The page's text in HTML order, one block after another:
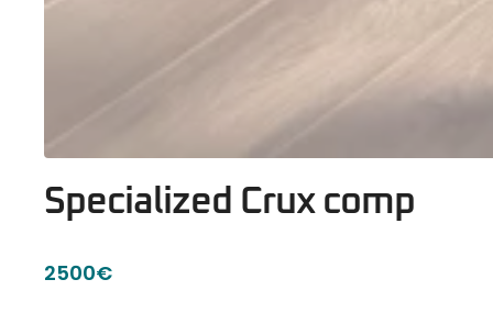
Specialized Crux comp
2500€